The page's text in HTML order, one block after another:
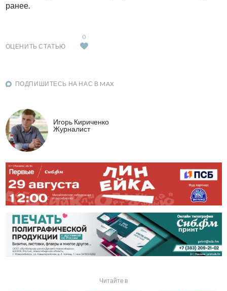
ранее.
ОЦЕНИТЬ СТАТЬЮ
0
ПОДПИШИТЕСЬ НА НАС В MAX
Игорь Кириченко
Журналист
Читайте в